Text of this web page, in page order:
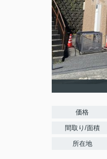
価格
間取り/面積
所在地